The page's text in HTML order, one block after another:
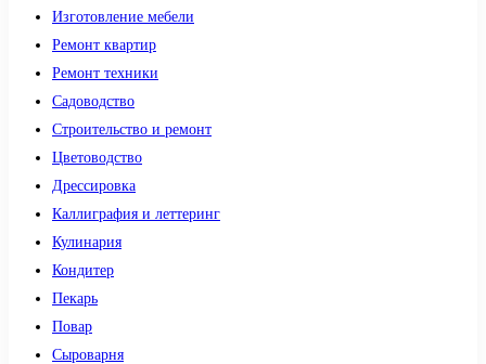
Изготовление мебели
Ремонт квартир
Ремонт техники
Садоводство
Строительство и ремонт
Цветоводство
Дрессировка
Каллиграфия и леттеринг
Кулинария
Кондитер
Пекарь
Повар
Сыроварня